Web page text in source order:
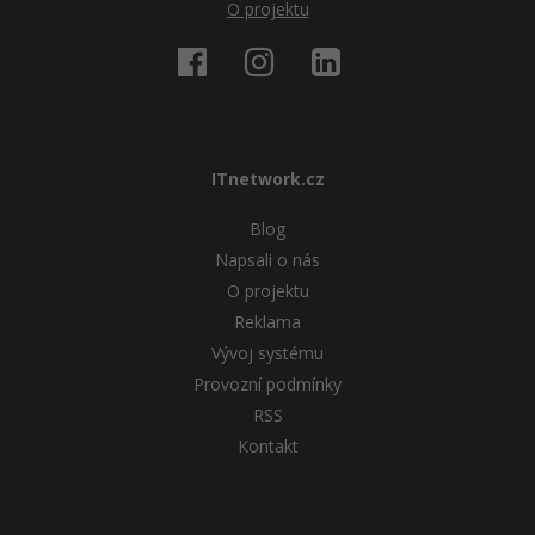
Windows
Elektronický podpis
O projektu
ITnetwork.cz
Blog
Napsali o nás
O projektu
Reklama
Vývoj systému
Provozní podmínky
RSS
Kontakt